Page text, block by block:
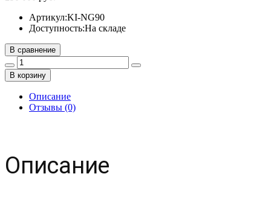
Артикул:KI-NG90
Доступность:На складе
В сравнение
В корзину
Описание
Отзывы (0)
Описание